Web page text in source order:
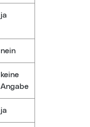
ja
nein
keine
Angabe
ja